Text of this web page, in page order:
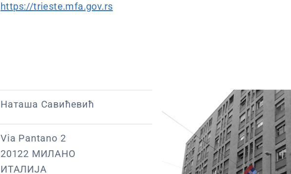
https://trieste.mfa.gov.rs
Наташа Савићевић
Via Pantano 2
20122 МИЛАНО
ИТАЛИЈА